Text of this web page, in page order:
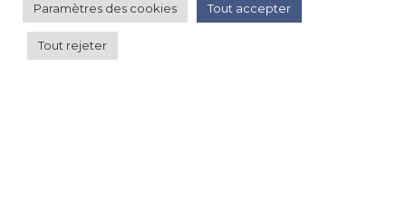
Paramètres des cookies Tout accepter
Tout rejeter